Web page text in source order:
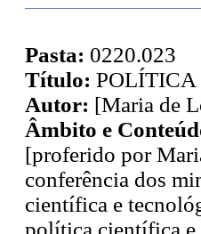
Pasta: 0220.023
Título: POLÍTICA
Autor: [Maria de
Âmbito e
[proferido por
conferência dos
científica e
política científica e